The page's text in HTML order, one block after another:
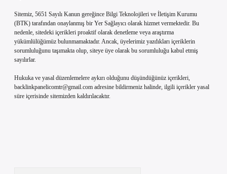
Sitemiz, 5651 Sayılı Kanun gereğince Bilgi Teknolojileri ve İletişim Kurumu
(BTK) tarafından onaylanmış bir Yer Sağlayıcı olarak hizmet vermektedir. Bu
nedenle, sitedeki içerikleri proaktif olarak denetleme veya araştırma
yükümlülüğümüz bulunmamaktadır. Ancak, üyelerimiz yazdıkları içeriklerin
sorumluluğunu taşımakta olup, siteye üye olarak bu sorumluluğu kabul etmiş
sayılırlar.
Hukuka ve yasal düzenlemelere aykırı olduğunu düşündüğünüz içerikleri,
backlinkpanelicomtr@gmail.com adresine bildirmeniz halinde, ilgili içerikler yasal
süre içerisinde sitemizden kaldırılacaktır.